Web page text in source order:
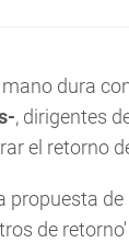
dura
, dirigentes
el retorno
propuesta
de